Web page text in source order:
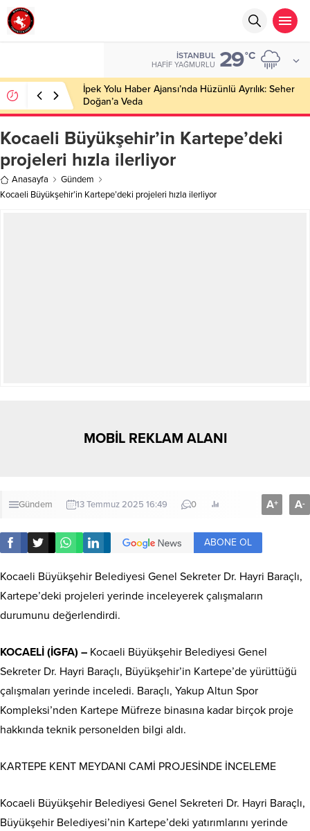
İSTANBUL
HAFIF YAĞMURLU 29°C
İpek Yolu Haber Ajansı’nda Hüzünlü Ayrılık: Seher
Doğan’a Veda
Kocaeli Büyükşehir’in Kartepe’deki
projeleri hızla ilerliyor
Anasayfa
Gündem
Kocaeli Büyükşehir’in Kartepe’deki projeleri hızla ilerliyor
MOBİL REKLAM ALANI
Gündem 13 Temmuz 2025 16:49 0 A+ A-
ABONE OL
Kocaeli Büyükşehir Belediyesi Genel Sekreter Dr. Hayri Baraçlı,
Kartepe’deki projeleri yerinde inceleyerek çalışmaların
durumunu değerlendirdi.
KOCAELİ (İGFA) – Kocaeli Büyükşehir Belediyesi Genel
Sekreter Dr. Hayri Baraçlı, Büyükşehir’in Kartepe’de yürüttüğü
çalışmaları yerinde inceledi. Baraçlı, Yakup Altun Spor
Kompleksi’nden Kartepe Müfreze binasına kadar birçok proje
hakkında teknik personelden bilgi aldı.
KARTEPE KENT MEYDANI CAMİ PROJESİNDE İNCELEME
Kocaeli Büyükşehir Belediyesi Genel Sekreteri Dr. Hayri Baraçlı,
Büyükşehir Belediyesi’nin Kartepe’deki yatırımlarını yerinde